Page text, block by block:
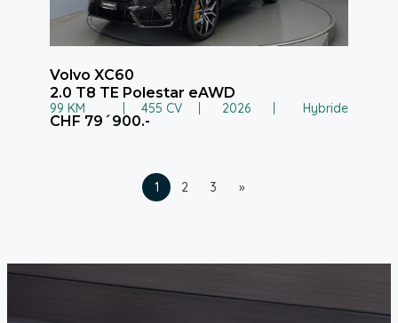
Volvo XC60
2.0 T8 TE Polestar eAWD
99 KM 455 CV 2026 Hybride
CHF 79´900.-
1 2 3 »